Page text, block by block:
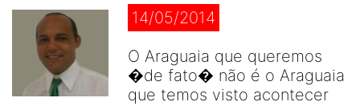
14/05/2014
O Araguaia que queremos
�de fato� não é o Araguaia
que temos visto acontecer